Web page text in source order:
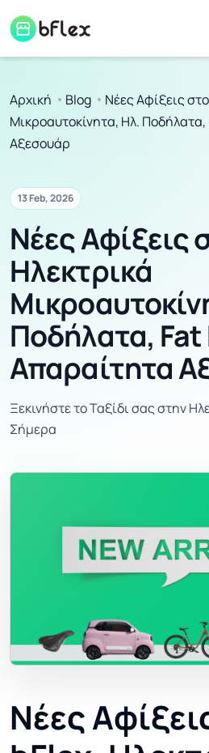
Αρχική Blog
Νέες Αφίξεις
Μικροαυτοκίνητα, Ηλ.
Αξεσουάρ
13 Feb, 2026
Νέες Αφίξεις
Ηλεκτρικά
Ποδήλατα, Fat
Απαραίτητα
Ξεκινήστε το Ταξίδι σας στην
Σήμερα
Νέες